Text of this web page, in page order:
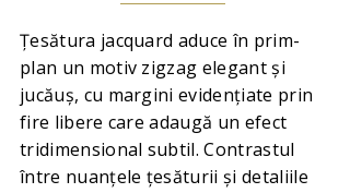
Țesătura jacquard aduce în prim-
plan un motiv zigzag elegant și
jucăuș, cu margini evidențiate prin
fire libere care adaugă un efect
tridimensional subtil. Contrastul
între nuanțele țesăturii și detaliile